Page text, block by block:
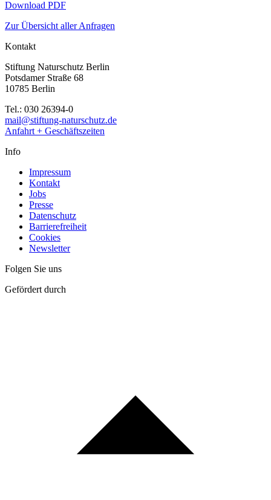
Download PDF
Zur Übersicht aller Anfragen
Kontakt
Stiftung Naturschutz Berlin
Potsdamer Straße 68
10785 Berlin
Tel.: 030 26394-0
mail@stiftung-naturschutz.de
Anfahrt + Geschäftszeiten
Info
Impressum
Kontakt
Jobs
Presse
Datenschutz
Barrierefreiheit
Cookies
Newsletter
Folgen Sie uns
Gefördert durch